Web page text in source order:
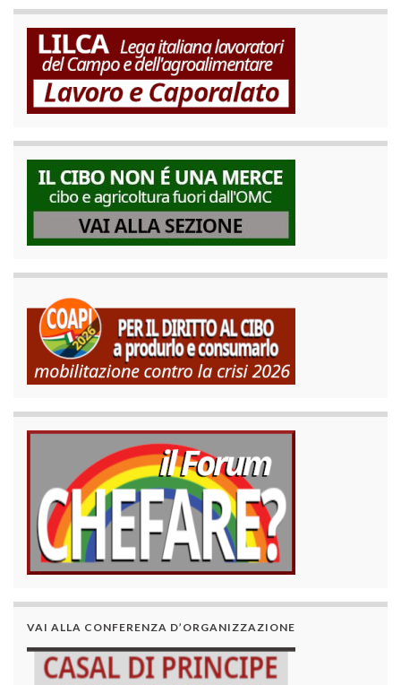
VAI ALLA CONFERENZA D’ORGANIZZAZIONE